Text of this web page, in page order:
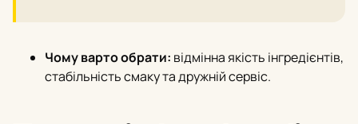
Чому варто обрати: відмінна якість інгредієнтів,
стабільність смаку та дружній сервіс.